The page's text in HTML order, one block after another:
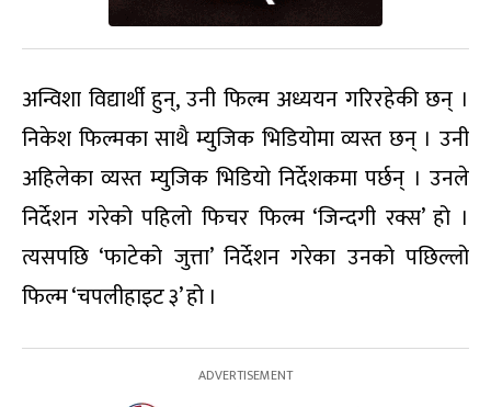
अन्विशा विद्यार्थी हुन्, उनी फिल्म अध्ययन गरिरहेकी छन् ।
निकेश फिल्मका साथै म्युजिक भिडियोमा व्यस्त छन् । उनी
अहिलेका व्यस्त म्युजिक भिडियो निर्देशकमा पर्छन् । उनले
निर्देशन गरेको पहिलो फिचर फिल्म ‘जिन्दगी रक्स’ हो ।
त्यसपछि ‘फाटेको जुत्ता’ निर्देशन गरेका उनको पछिल्लो
फिल्म ‘चपलीहाइट ३’ हो ।